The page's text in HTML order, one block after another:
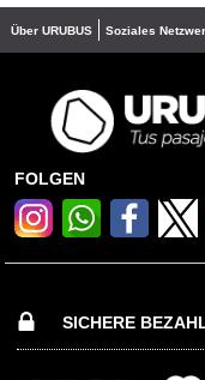
Über URUBUS Soziales
FOLGEN
SICHERE